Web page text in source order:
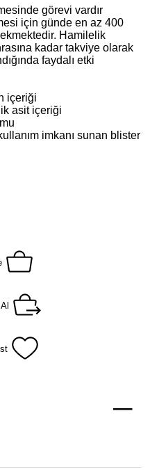
görevi vardır
için günde en az 400
Hamilelik
kadar takviye olarak
faydalı etki
içeriği
asit içeriği
imkanı sunan blister